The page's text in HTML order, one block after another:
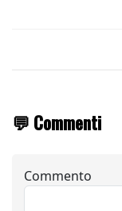
💬 Commenti